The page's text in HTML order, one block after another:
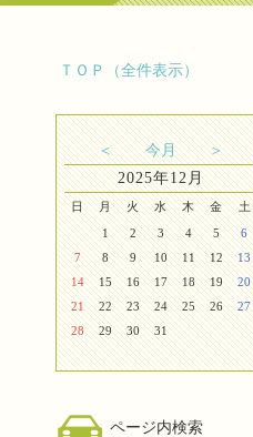
ＴＯＰ（全件表示）
＜ 今月
＞
2025年12月
日 月 火 水 木 金
土
1
2 3 4 5
6
7
8 9 10 11 12
13
14
15 16 17 18 19
20
21
22 23 24 25 26
27
28
29 30 31
ページ内検索